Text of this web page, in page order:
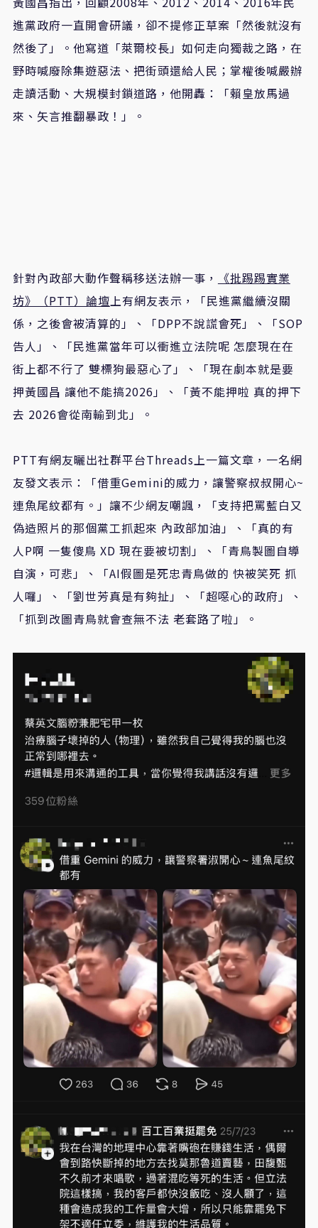
進黨政府一直開會研議，卻不提修正草案「然後就沒有
然後了」。他寫道「萊爾校長」如何走向獨裁之路，在
野時喊廢除集遊惡法、把街頭還給人民；掌權後喊嚴辦
走讀活動、大規模封鎖道路，他開轟：「賴皇放馬過
來、矢言推翻暴政！」。
針對內政部大動作聲稱移送法辦一事，
《批踢踢實業
坊》（PTT）論壇上有網友表示，「民進黨繼續沒關
係，之後會被清算的」、「DPP不說謊會死」、「SOP
告人」、「民進黨當年可以衝進立法院呢 怎麼現在在
街上都不行了 雙標狗最惡心了」、「現在劇本就是要
押黃國昌 讓他不能搞2026」、「黃不能押啦 真的押下
去 2026會從南輸到北」。
PTT有網友曬出社群平台Threads上一篇文章，一名網
友發文表示：「借重Gemini的威力，讓警察叔叔開心~
連魚尾紋都有。」讓不少網友嘲諷，「支持把罵藍白又
偽造照片的那個黨工抓起來 內政部加油」、「真的有
人P啊 一隻傻鳥 XD 現在要被切割」、「青鳥製圖自導
自演，可悲」、「AI假圖是死忠青鳥做的 快被笑死 抓
人囉」、「劉世芳真是有夠扯」、「超噁心的政府」、
「抓到改圖青鳥就會查無不法 老套路了啦」。